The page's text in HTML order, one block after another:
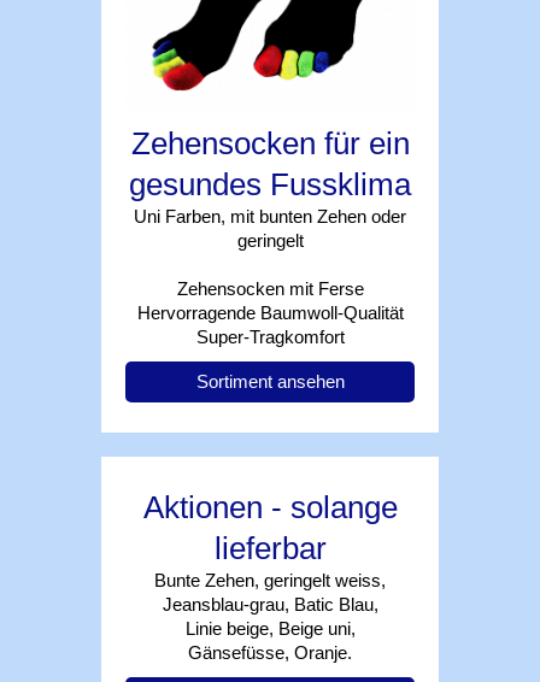
Zehensocken für ein
gesundes Fussklima
Uni Farben, mit bunten Zehen oder
geringelt
Zehensocken mit Ferse
Hervorragende Baumwoll-Qualität
Super-Tragkomfort
Sortiment ansehen
Aktionen - solange
lieferbar
Bunte Zehen, geringelt weiss,
Jeansblau-grau, Batic Blau,
Linie beige, Beige uni,
Gänsefüsse, Oranje.